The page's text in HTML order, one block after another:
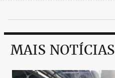
MAIS NOTÍCIAS